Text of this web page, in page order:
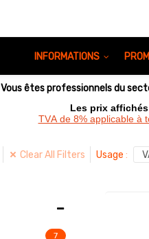
INFORMATIONS
Vous êtes professionnels du
Les prix
TVA de 8% applicable à
Clear All Filters Usage :
7